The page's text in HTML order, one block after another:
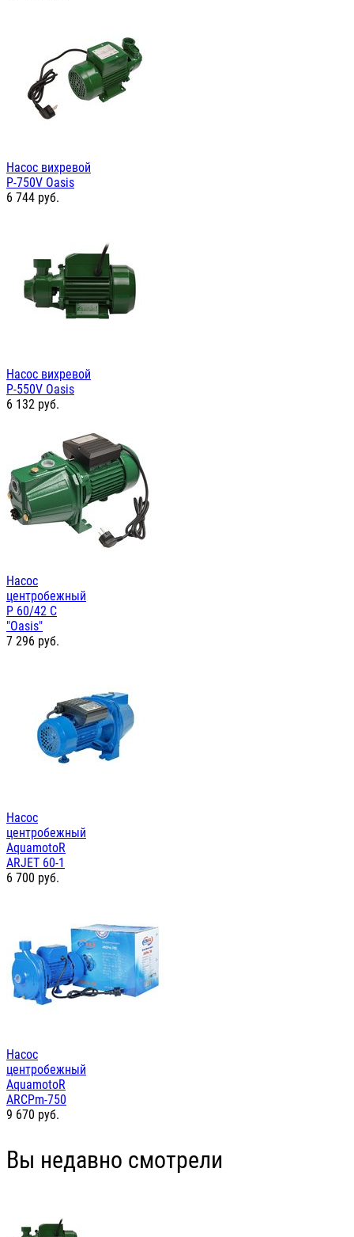
Насос вихревой
P-750V Oasis
6 744 руб.
Насос вихревой
P-550V Oasis
6 132 руб.
Насос
центробежный
P 60/42 C
"Oasis"
7 296 руб.
Насос
центробежный
AquamotoR
ARJET 60-1
6 700 руб.
Насос
центробежный
AquamotoR
ARCPm-750
9 670 руб.
Вы недавно смотрели